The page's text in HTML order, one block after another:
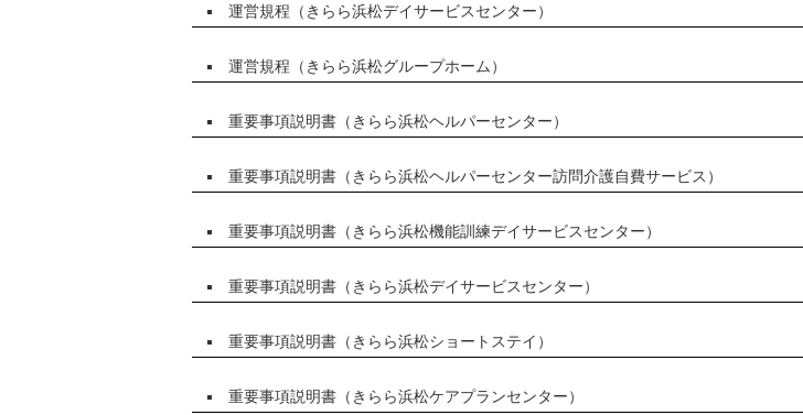
運営規程（きらら浜松デイサービスセンター）
運営規程（きらら浜松グループホーム）
重要事項説明書（きらら浜松ヘルパーセンター）
重要事項説明書（きらら浜松ヘルパーセンター訪問介護自費サービス）
重要事項説明書（きらら浜松機能訓練デイサービスセンター）
重要事項説明書（きらら浜松デイサービスセンター）
重要事項説明書（きらら浜松ショートステイ）
重要事項説明書（きらら浜松ケアプランセンター）